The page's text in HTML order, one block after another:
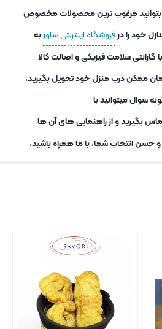
بتوانید مرغوب ترین محصولات مخصوص
خود را درفروشگاه اینترنتی ساوربه
سلامت فیزیکی و اصالت کالا
ممکن درب منزل خود تحویل بگیرید.
سوال میتوانید با
بگیرید و از راهنمایی های آن ها
و حسن انتخاب شما. با ما همراه باشید.